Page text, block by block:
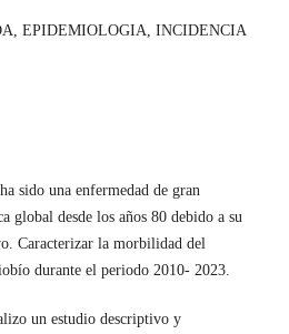
EPIDEMIOLOGIA, INCIDENCIA
sido una enfermedad de gran
global desde los años 80 debido a su
Caracterizar la morbilidad del
durante el periodo 2010- 2023.
un estudio descriptivo y